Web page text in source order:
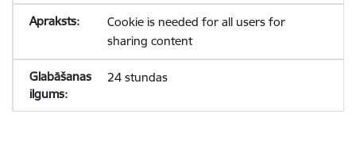
Cookie is needed for all users for
sharing content
24 stundas